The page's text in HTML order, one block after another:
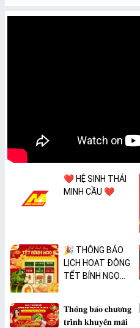
❤️ HỆ SINH THÁI
MINH CẦU ❤️
🎉 THÔNG BÁO
LỊCH HOẠT ĐỘNG
TẾT BÍNH NGỌ
𝐓𝐡𝐨̂𝐧𝐠 𝐛𝐚́𝐨 𝐜𝐡𝐮̛𝐨̛𝐧𝐠
𝐭𝐫𝐢̀𝐧𝐡 𝐤𝐡𝐮𝐲𝐞̂́𝐧 𝐦𝐚̃𝐢